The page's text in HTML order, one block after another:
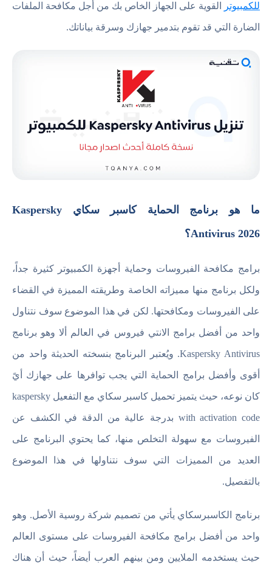
للكمبيوتر القوية على الجهاز الخاص بك من أجل مكافحة الملفات
الضارة التي قد تقوم بتدمير جهازك وسرقة بياناتك.
ما هو برنامج الحماية كاسبر سكاي Kaspersky
Antivirus 2026؟
برامج مكافحة الفيروسات وحماية أجهزة الكمبيوتر كثيرة جداً،
ولكل برنامج منها مميزاته الخاصة وطريقته المميزة في القضاء
على الفيروسات ومكافحتها. لكن في هذا الموضوع سوف نتناول
واحد من أفضل برامج الانتي فيروس في العالم ألا وهو برنامج
Kaspersky Antivirus. ويُعتبر البرنامج بنسخته الحديثة واحد من
أقوى وأفضل برامج الحماية التي يجب توافرها على جهازك أيً
كان نوعه، حيث يتميز تحميل كاسبر سكاي مع التفعيل kaspersky
with activation code بدرجة عالية من الدقة في الكشف عن
الفيروسات مع سهولة التخلص منها، كما يحتوي البرنامج على
العديد من المميزات التي سوف نتناولها في هذا الموضوع
بالتفصيل.
برنامج الكاسبرسكاي يأتي من تصميم شركة روسية الأصل. وهو
واحد من أفضل برامج مكافحة الفيروسات على مستوى العالم
حيث يستخدمه الملايين ومن بينهم العرب أيضاً، حيث أن هناك